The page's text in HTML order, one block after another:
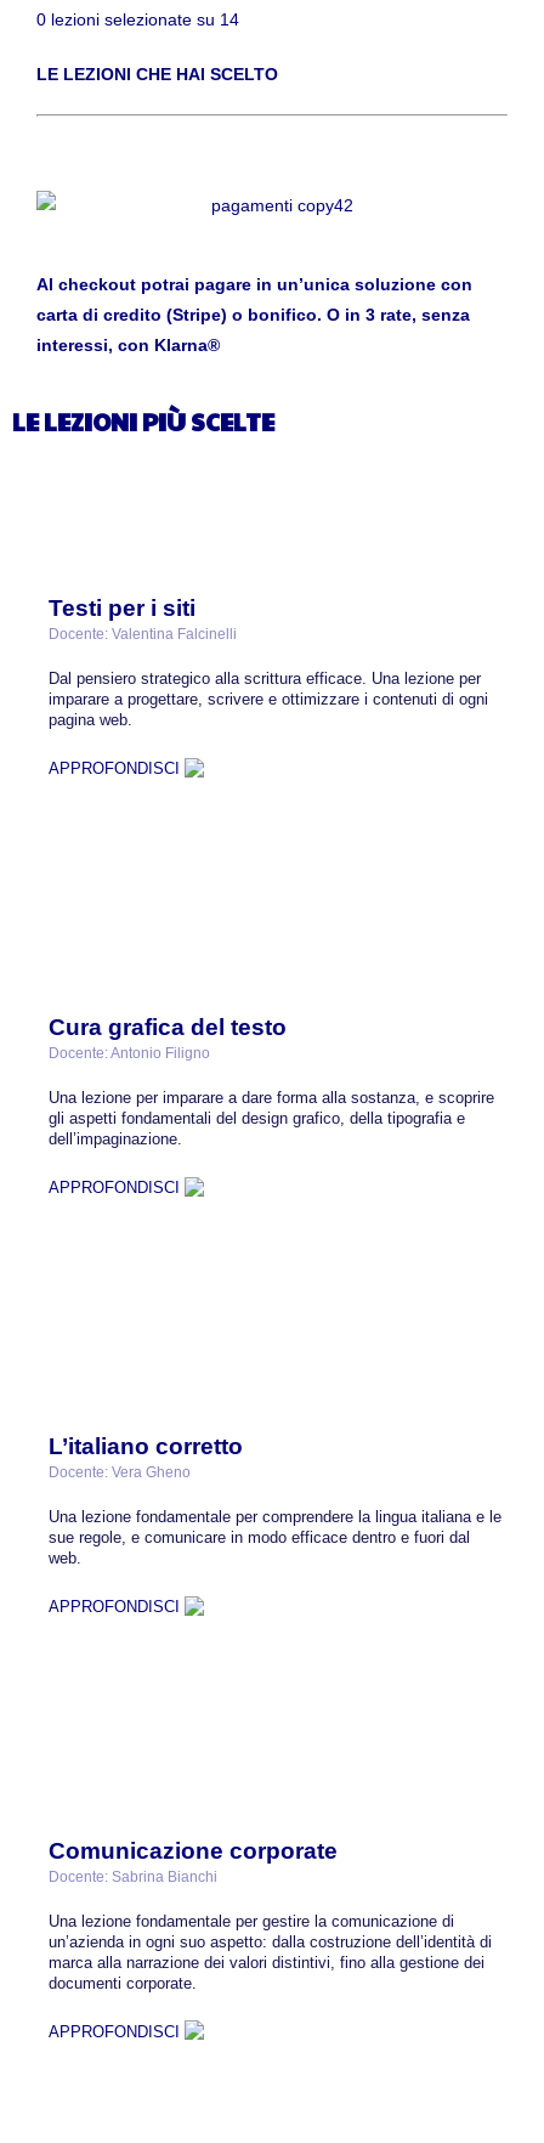
0 lezioni selezionate su 14
LE LEZIONI CHE HAI SCELTO
Al checkout potrai pagare in un’unica soluzione con
carta di credito (Stripe) o bonifico. O in 3 rate, senza
interessi, con Klarna®
LE LEZIONI PIÙ SCELTE
Testi per i siti
Docente: Valentina Falcinelli
Dal pensiero strategico alla scrittura efficace. Una lezione per
imparare a progettare, scrivere e ottimizzare i contenuti di ogni
pagina web.
APPROFONDISCI
Cura grafica del testo
Docente: Antonio Filigno
Una lezione per imparare a dare forma alla sostanza, e scoprire
gli aspetti fondamentali del design grafico, della tipografia e
dell’impaginazione.
APPROFONDISCI
L’italiano corretto
Docente: Vera Gheno
Una lezione fondamentale per comprendere la lingua italiana e le
sue regole, e comunicare in modo efficace dentro e fuori dal
web.
APPROFONDISCI
Comunicazione corporate
Docente: Sabrina Bianchi
Una lezione fondamentale per gestire la comunicazione di
un’azienda in ogni suo aspetto: dalla costruzione dell’identità di
marca alla narrazione dei valori distintivi, fino alla gestione dei
documenti corporate.
APPROFONDISCI